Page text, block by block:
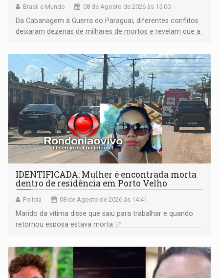
Brasil e Mundo 08 de Agosto de 2026 às 15:00
Da Cabanagem à Guerra do Paraguai, diferentes conflitos
deixaram dezenas de milhares de mortos e revelam que a
territoriais e sociais
IDENTIFICADA: Mulher é encontrada morta
dentro de residência em Porto Velho
Polícia 08 de Agosto de 2026 às 14:41
Marido da vítima disse que saiu para trabalhar e quando
retornou esposa estava morta